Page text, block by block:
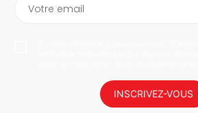
Votre email
INSCRIVEZ-VOUS